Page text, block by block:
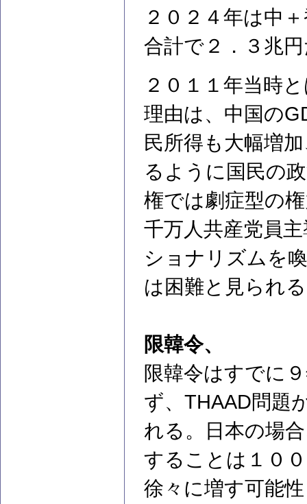
２０２４年は中
合計で２．３兆
２０１１年当時
理由は、中国の
民所得も大幅増
るように国民の
権では劇症型の
千万人共産党員
ショナリズムを
は困難と見られ
限韓令、
限韓令はすでに
ず、THAAD問題
れる。日本の場
することは１０
徐々に増す可能